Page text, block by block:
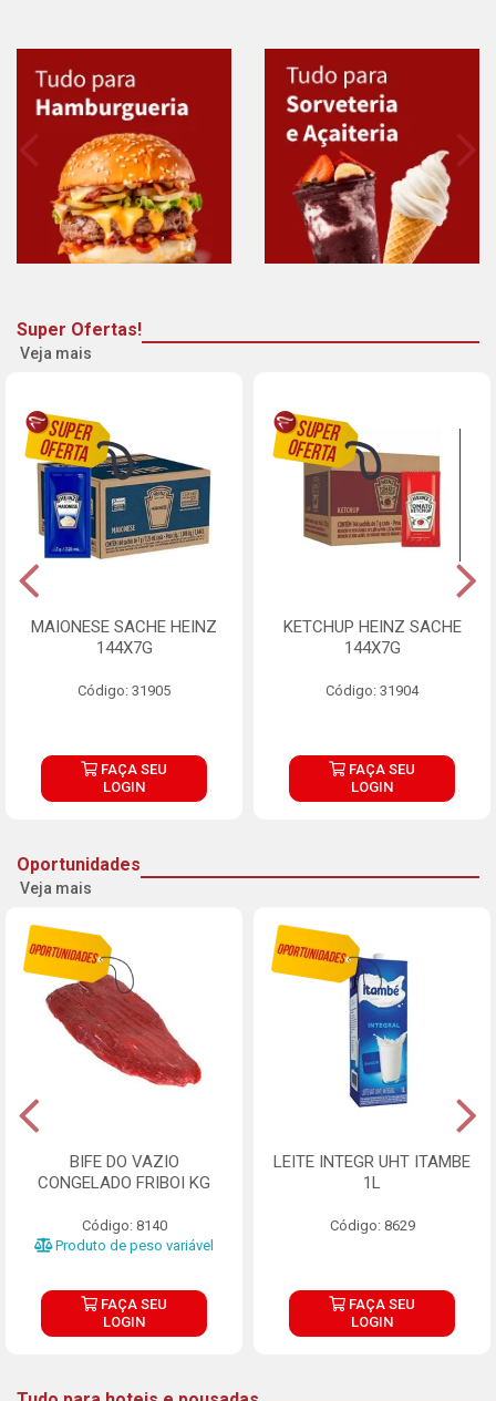
Super Ofertas!
Veja mais
MAIONESE SACHE HEINZ
144X7G
Código: 31905
FAÇA SEU
LOGIN
KETCHUP HEINZ SACHE
144X7G
Código: 31904
FAÇA SEU
LOGIN
Oportunidades
Veja mais
BIFE DO VAZIO
CONGELADO FRIBOI KG
Código: 8140
Produto de peso variável
FAÇA SEU
LOGIN
LEITE INTEGR UHT ITAMBE
1L
Código: 8629
FAÇA SEU
LOGIN